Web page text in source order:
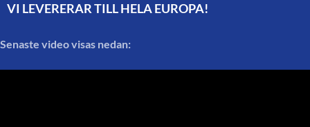
VI LEVERERAR TILL HELA EUROPA!
Senaste video visas nedan: